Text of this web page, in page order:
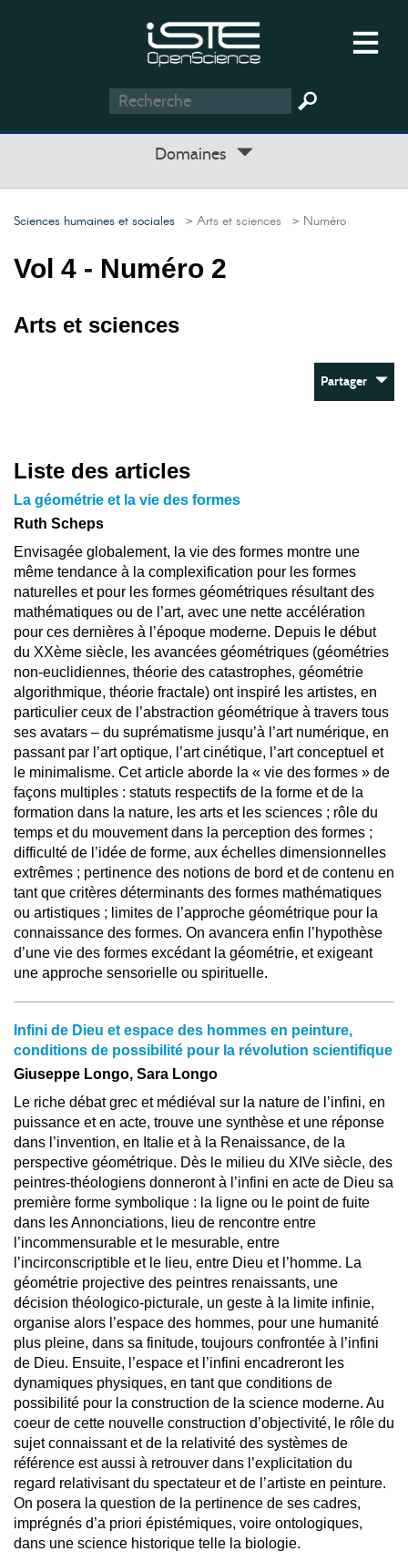
Domaines
Sciences humaines et sociales > Arts et sciences > Numéro
Vol 4 - Numéro 2
Arts et sciences
Partager
Liste des articles
La géométrie et la vie des formes
Ruth Scheps
Envisagée globalement, la vie des formes montre une
même tendance à la complexification pour les formes
naturelles et pour les formes géométriques résultant des
mathématiques ou de l’art, avec une nette accélération
pour ces dernières à l’époque moderne. Depuis le début
du XXème siècle, les avancées géométriques (géométries
non-euclidiennes, théorie des catastrophes, géométrie
algorithmique, théorie fractale) ont inspiré les artistes, en
particulier ceux de l’abstraction géométrique à travers tous
ses avatars – du suprématisme jusqu’à l’art numérique, en
passant par l’art optique, l’art cinétique, l’art conceptuel et
le minimalisme. Cet article aborde la « vie des formes » de
façons multiples : statuts respectifs de la forme et de la
formation dans la nature, les arts et les sciences ; rôle du
temps et du mouvement dans la perception des formes ;
difficulté de l’idée de forme, aux échelles dimensionnelles
extrêmes ; pertinence des notions de bord et de contenu en
tant que critères déterminants des formes mathématiques
ou artistiques ; limites de l’approche géométrique pour la
connaissance des formes. On avancera enfin l’hypothèse
d’une vie des formes excédant la géométrie, et exigeant
une approche sensorielle ou spirituelle.
Infini de Dieu et espace des hommes en peinture,
conditions de possibilité pour la révolution scientifique
Giuseppe Longo, Sara Longo
Le riche débat grec et médiéval sur la nature de l’infini, en
puissance et en acte, trouve une synthèse et une réponse
dans l’invention, en Italie et à la Renaissance, de la
perspective géométrique. Dès le milieu du XIVe siècle, des
peintres-théologiens donneront à l’infini en acte de Dieu sa
première forme symbolique : la ligne ou le point de fuite
dans les Annonciations, lieu de rencontre entre
l’incommensurable et le mesurable, entre
l’incirconscriptible et le lieu, entre Dieu et l’homme. La
géométrie projective des peintres renaissants, une
décision théologico-picturale, un geste à la limite infinie,
organise alors l’espace des hommes, pour une humanité
plus pleine, dans sa finitude, toujours confrontée à l’infini
de Dieu. Ensuite, l’espace et l’infini encadreront les
dynamiques physiques, en tant que conditions de
possibilité pour la construction de la science moderne. Au
coeur de cette nouvelle construction d’objectivité, le rôle du
sujet connaissant et de la relativité des systèmes de
référence est aussi à retrouver dans l’explicitation du
regard relativisant du spectateur et de l’artiste en peinture.
On posera la question de la pertinence de ses cadres,
imprégnés d’a priori épistémiques, voire ontologiques,
dans une science historique telle la biologie.